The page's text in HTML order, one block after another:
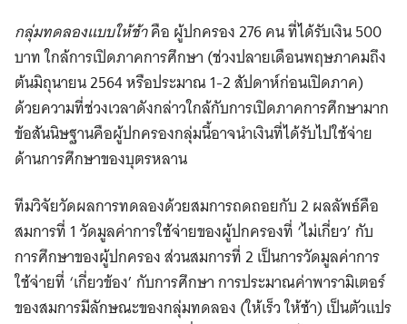
กลุ่มทดลองแบบให้ช้าคือ ผู้ปกครอง 276 คน ที่ได้รับเงิน 500
บาท ใกล้การเปิดภาคการศึกษา (ช่วงปลายเดือนพฤษภาคมถึง
ต้นมิถุนายน 2564 หรือประมาณ 1-2 สัปดาห์ก่อนเปิดภาค)
ด้วยความที่ช่วงเวลาดังกล่าวใกล้กับการเปิดภาคการศึกษามาก
ข้อสันนิษฐานคือผู้ปกครองกลุ่มนี้อาจนำเงินที่ได้รับไปใช้จ่าย
ด้านการศึกษาของบุตรหลาน
ทีมวิจัยวัดผลการทดลองด้วยสมการถดถอยกับ 2 ผลลัพธ์คือ
สมการที่ 1 วัดมูลค่าการใช้จ่ายของผู้ปกครองที่ ‘ไม่เกี่ยว’ กับ
การศึกษาของผู้ปกครอง ส่วนสมการที่ 2 เป็นการวัดมูลค่าการ
ใช้จ่ายที่ ‘เกี่ยวข้อง’ กับการศึกษา การประมาณค่าพารามิเตอร์
ของสมการมีลักษณะของกลุ่มทดลอง (ให้เร็ว ให้ช้า) เป็นตัวแปร